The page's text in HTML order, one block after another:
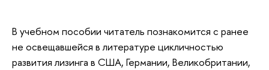
В учебном пособии читатель познакомится с ранее
не освещавшейся в литературе цикличностью
развития лизинга в США, Германии, Великобритании,